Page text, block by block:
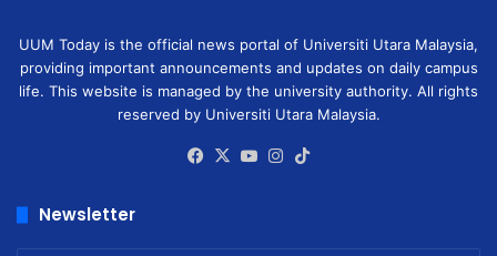
UUM Today is the official news portal of Universiti Utara Malaysia,
providing important announcements and updates on daily campus
life. This website is managed by the university authority. All rights
reserved by Universiti Utara Malaysia.
Facebook
X YouTubeInstagram
Newsletter